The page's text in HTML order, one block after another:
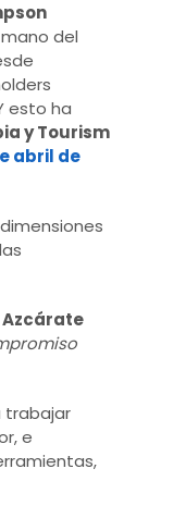
del
esto ha
y Tourism
abril de
trabajar
e